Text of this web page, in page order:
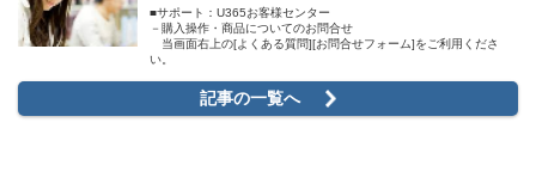
■サポート：U365お客様センター
－購入操作・商品についてのお問合せ
当画面右上の[よくある質問][お問合せフォーム]をご利用くださ
い。
記事の一覧へ